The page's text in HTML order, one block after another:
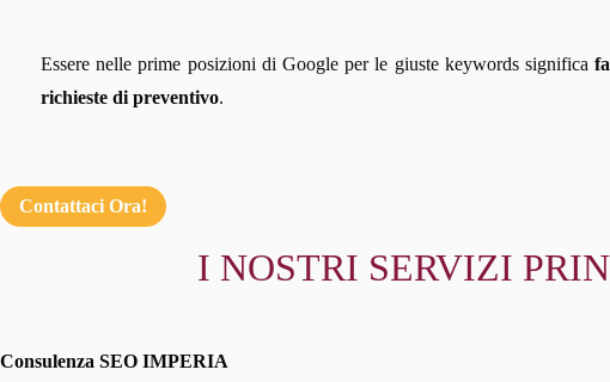
Essere nelle prime posizioni di Google per le giuste keywords significa
richieste di preventivo.
Contattaci Ora!
I NOSTRI SERVIZI
Consulenza SEO IMPERIA